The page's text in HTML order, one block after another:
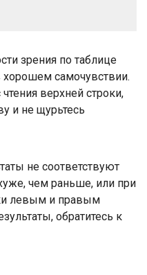
зрения по таблице
самочувствии.
верхней строки,
и не щурьтесь
не соответствуют
чем раньше, или при
левым и правым
обратитесь к